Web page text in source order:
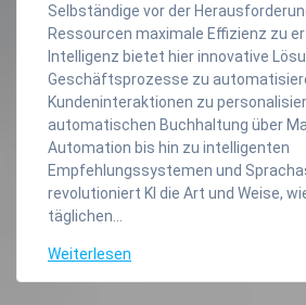
Selbständige vor der
Ressourcen maximale Effizienz zu
Intelligenz bietet hier innovative
Geschäftsprozesse zu
Kundeninteraktionen zu
automatischen Buchhaltung über
Automation bis hin zu intelligenten
Empfehlungssystemen und
revolutioniert KI die Art und Weise,
täglichen…
Weiterlesen